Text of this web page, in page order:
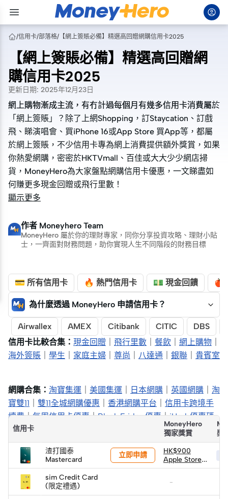
/信用卡/部落格/ 【網上簽賬必備】精選高回贈網購信用卡2025
【網上簽賬必備】精選高回贈網
購信用卡2025
更新日期: 2025年12月23日
網上購物漸成主流，有冇計過每個月有幾多信用卡消費屬於
「網上簽賬」？除了上網Shopping，訂Staycation、訂戲
飛、睇演唱會、買iPhone 16或App Store 買App等，都屬
於網上簽賬，不少信用卡專為網上消費提供額外獎賞，如果
你熱愛網購，密密於HKTVmall、百佳或大大少少網店掃
貨，MoneyHero為大家盤點網購信用卡優惠，一文睇盡如
何賺更多現金回贈或飛行里數！
網上購物漸成主流，有冇計過每個月有幾多信用卡消費屬於
「網上簽賬」？除了上網Shopping，訂Staycation、訂戲
飛、睇演唱會、買iPhone 16或App Store 買App等，都屬
於網上簽賬，不少信用卡專為網上消費提供額外獎賞，如果
你熱愛網購，密密於HKTVmall、百佳或大大少少網店掃
貨，MoneyHero為大家盤點網購信用卡優惠，一文睇盡如
何賺更多現金回贈或飛行里數！
顯示更多
作者 Moneyhero Team
MoneyHero 屬於你的理財專家，同你分享投資攻略、理財小貼
士，一齊面對財務問題，助你實現人生不同階段的財務目標
💳 所有信用卡 🔥 熱門信用卡 💵 現金回饋 🍎
為什麼透過 MoneyHero 申請信用卡？
Airwallex AMEX Citibank CITIC DBS
信用卡比較合集： 現金回贈 飛行里數 餐飲 網上購物
海外簽賬
學生 家庭主婦 尊尚 八達通 銀聯 貴賓室
網購合集： 淘寶集運 美國集運 日本網購 英國網購
淘
寶雙11
雙11全城網購優惠 香港網購平台
信用卡跨境手
續費｜每周信用卡優惠｜Black Friday 優惠｜iHerb優惠碼
信用卡
MoneyHero
獨家獎賞
獎
渣打國泰
Mastercard
立即申請
HK$900
Apple Store
禮品卡
sim Credit Card
(限定禮遇)
-